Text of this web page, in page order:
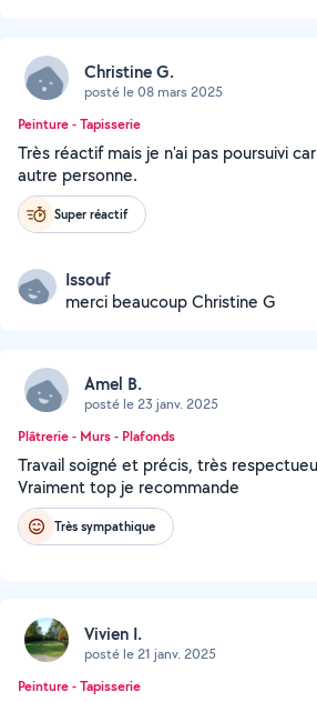
Christine G.
posté le 08 mars 2025
Peinture - Tapisserie
Très réactif mais je n'ai pas poursuivi
autre personne.
Super réactif
Issouf
merci beaucoup Christine G
Amel B.
posté le 23 janv. 2025
Plâtrerie - Murs - Plafonds
Travail soigné et précis, très
Vraiment top je recommande
Très sympathique
Vivien I.
posté le 21 janv. 2025
Peinture - Tapisserie